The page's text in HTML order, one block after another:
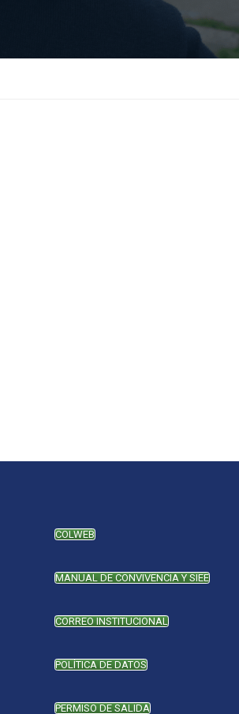
COLWEB
MANUAL DE CONVIVENCIA Y SIEE
CORREO INSTITUCIONAL
POLÍTICA DE DATOS
PERMISO DE SALIDA